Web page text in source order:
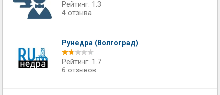
Рейтинг: 1.3
4 отзыва
Рунедра (Волгоград)
Рейтинг: 1.7
6 отзывов